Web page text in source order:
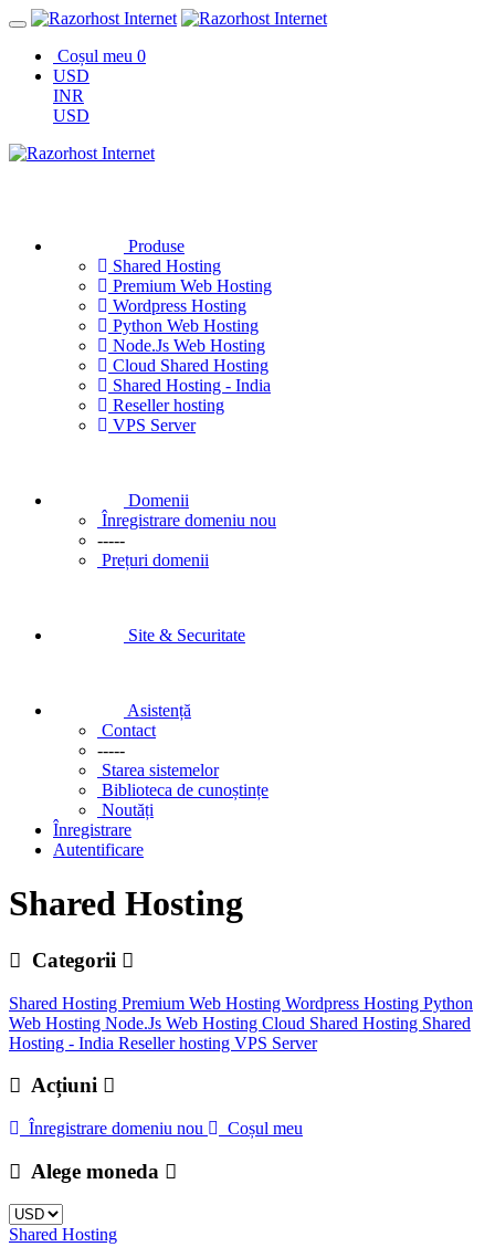
Coșul meu 0
USD
INR
USD
Produse
Shared Hosting
Premium Web Hosting
Wordpress Hosting
Python Web Hosting
Node.Js Web Hosting
Cloud Shared Hosting
Shared Hosting - India
Reseller hosting
VPS Server
Domenii
Înregistrare domeniu nou
-----
Prețuri domenii
Site & Securitate
Asistență
Contact
-----
Starea sistemelor
Biblioteca de cunoștințe
Noutăți
Înregistrare
Autentificare
Shared Hosting
Categorii
Shared Hosting Premium Web Hosting Wordpress Hosting Python
Web Hosting Node.Js Web Hosting Cloud Shared Hosting Shared
Hosting - India Reseller hosting VPS Server
Acțiuni
Înregistrare domeniu nou Coșul meu
Alege moneda
Shared Hosting